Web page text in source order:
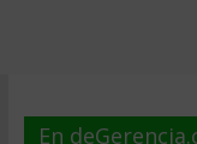
En